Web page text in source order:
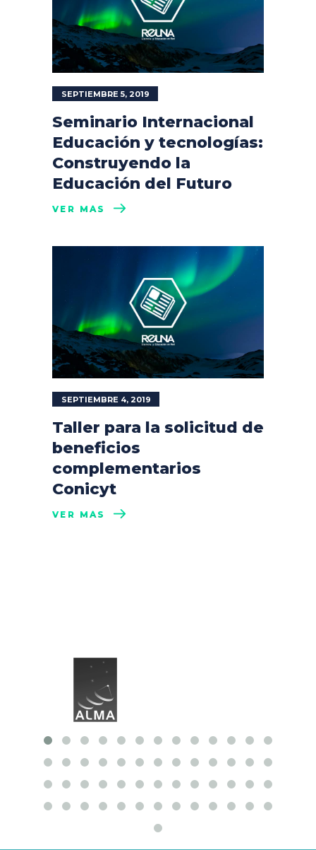
SEPTIEMBRE 5, 2019
Seminario Internacional
Educación y tecnologías:
Construyendo la
Educación del Futuro
VER MÁS
SEPTIEMBRE 4, 2019
Taller para la solicitud de
beneficios
complementarios
Conicyt
VER MÁS